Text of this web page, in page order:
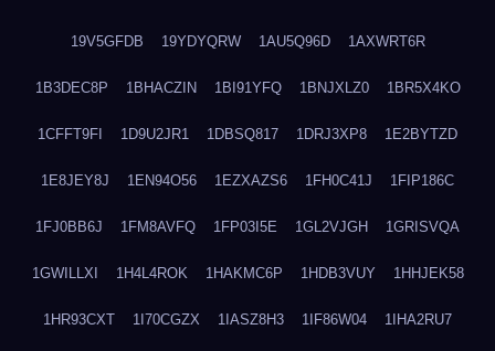
19V5GFDB 19YDYQRW 1AU5Q96D 1AXWRT6R
1B3DEC8P 1BHACZIN 1BI91YFQ 1BNJXLZ0 1BR5X4KO
1CFFT9FI 1D9U2JR1 1DBSQ817 1DRJ3XP8 1E2BYTZD
1E8JEY8J 1EN94O56 1EZXAZS6 1FH0C41J 1FIP186C
1FJ0BB6J 1FM8AVFQ 1FP03I5E 1GL2VJGH 1GRISVQA
1GWILLXI 1H4L4ROK 1HAKMC6P 1HDB3VUY 1HHJEK58
1HR93CXT 1I70CGZX 1IASZ8H3 1IF86W04 1IHA2RU7